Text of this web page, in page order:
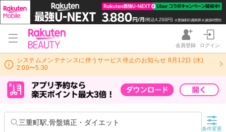
会員登録 ログイン
システムメンテナンスに伴うサービス停止のお知らせ 8月12日 (水)
2:00〜5:30
三重町駅,骨盤矯正・ダイエット
条件変更